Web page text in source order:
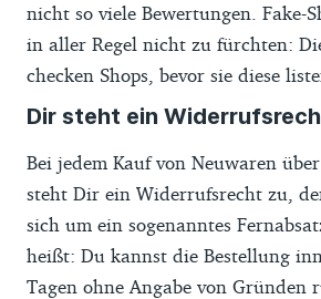
nicht so viele Bewertungen. Fake-
in aller Regel nicht zu fürchten:
checken Shops, bevor sie diese
Dir steht ein
Bei jedem Kauf von Neuwaren
steht Dir ein Widerrufsrecht zu,
sich um ein sogenanntes
heißt: Du kannst die Bestellung
Tagen ohne Angabe von Gründen